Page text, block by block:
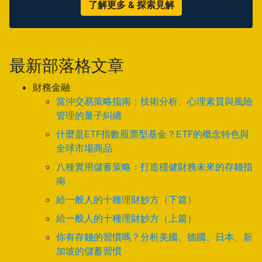
了解更多 & 探索見解
最新部落格文章
財務金融
當沖交易策略指南：技術分析、心理素質與風險
管理的量子糾纏
什麼是ETF指數股票型基金？ETF的概念特色與
全球市場商品
八種實用儲蓄策略：打造穩健財務未來的存錢指
南
給一般人的十種理財妙方（下篇）
給一般人的十種理財妙方（上篇）
你有存錢的習慣嗎？分析美國、德國、日本、新
加坡的儲蓄習慣